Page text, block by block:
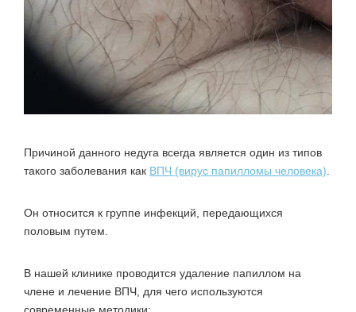
Причиной данного недуга всегда является один из типов
такого заболевания как ВПЧ (вирус папилломы человека)
Он относится к группе инфекций, передающихся
половым путем.
В нашей клинике проводится удаление папиллом на
члене и лечение ВПЧ, для чего используются
современные методики: